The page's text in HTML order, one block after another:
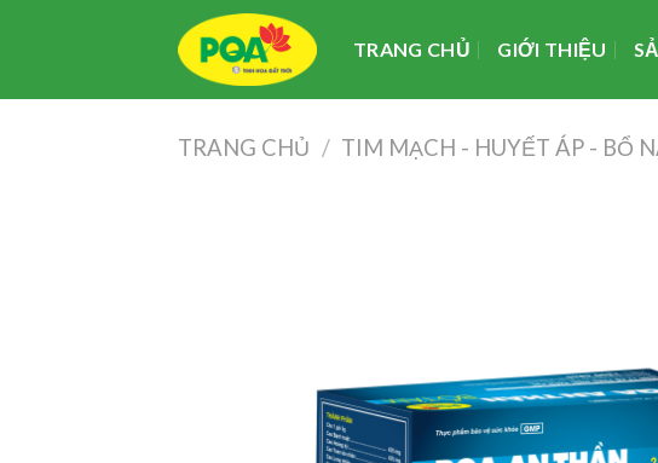
TRANG CHỦ GIỚI THIỆU
TRANG CHỦ / TIM MẠCH - HUYẾT ÁP - BỔ